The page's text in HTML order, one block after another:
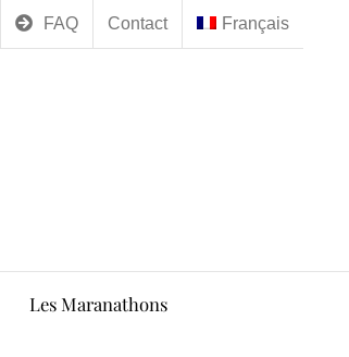
FAQ Contact Français
Les Maranathons